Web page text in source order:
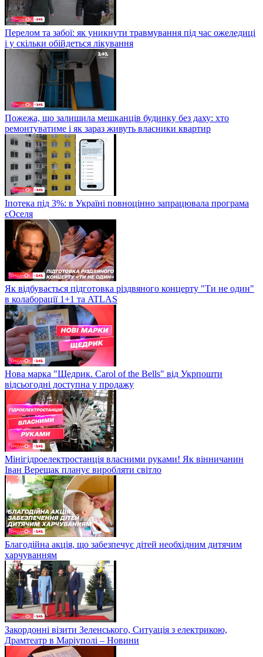
Перелом та забої: як уникнути травмування під час ожеледиці
і у скільки обійдеться лікування
Пожежа, що залишила мешканців будинку без даху: хто
ремонтуватиме і як зараз живуть власники квартир
Іпотека під 3%: в Україні повноцінно запрацювала програма
єОселя
Як відбувається підготовка різдвяного концерту "Ти не один"
в колаборації 1+1 та ATLAS
Нова марка "Щедрик. Carol of the Bells" від Укрпошти
відсьогодні доступна у продажу
Мінігідроелектростанція власними руками! Як вінничанин
Іван Верещак планує виробляти світло
Благодійна акція, що забезпечує дітей необхідним дитячим
харчуванням
Закордонні візити Зеленського, Ситуація з електрикою,
Драмтеатр в Маріуполі – Новини